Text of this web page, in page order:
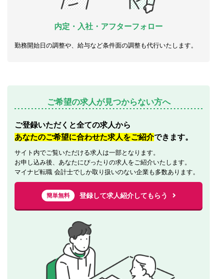
内定・入社・アフターフォロー
勤務開始日の調整や、給与など条件面の調整も代行いたします。
ご希望の求人が見つからない方へ
ご登録いただくと全ての求人から
あなたのご希望に合わせた求人をご紹介できます。
サイト内でご覧いただける求人は一部となります。
お申し込み後、あなたにぴったりの求人をご紹介いたします。
マイナビ転職 会計士でしか取り扱いのない企業も多数あります。
簡単無料 登録して求人紹介してもらう